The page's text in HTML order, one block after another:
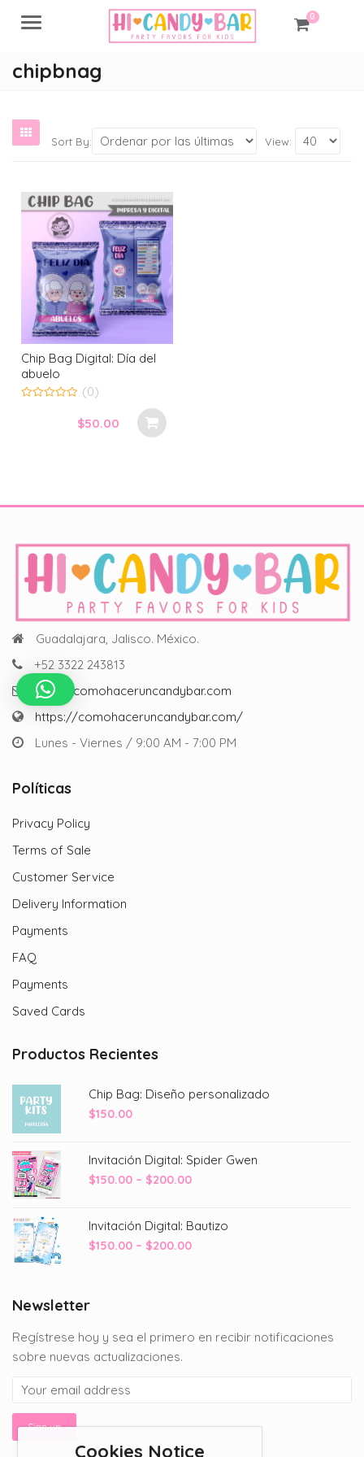
Menu 0
chipbnag
Sort By: View:
Chip Bag Digital: Día del
abuelo
(0)
$50.00
Guadalajara, Jalisco. México.
+52 3322 243813
hola@comohaceruncandybar.com
https://comohaceruncandybar.com/
Lunes - Viernes / 9:00 AM - 7:00 PM
Políticas
Privacy Policy
Terms of Sale
Customer Service
Delivery Information
Payments
FAQ
Payments
Saved Cards
Productos Recientes
Chip Bag: Diseño personalizado
$150.00
Invitación Digital: Spider Gwen
$150.00 – $200.00Price
through
$200.00
Invitación Digital: Bautizo
$150.00 – $200.00Price
Newsletter
Regístrese hoy y sea el primero en recibir notificaciones
sobre nuevas actualizaciones.
Cookies Notice